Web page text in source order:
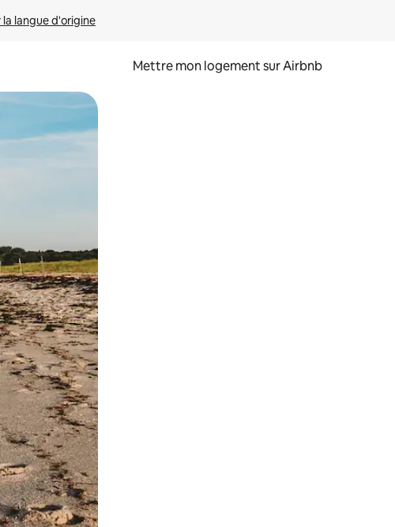
langue d'origine
Mettre mon logement sur Airbnb
en faisant glisser.